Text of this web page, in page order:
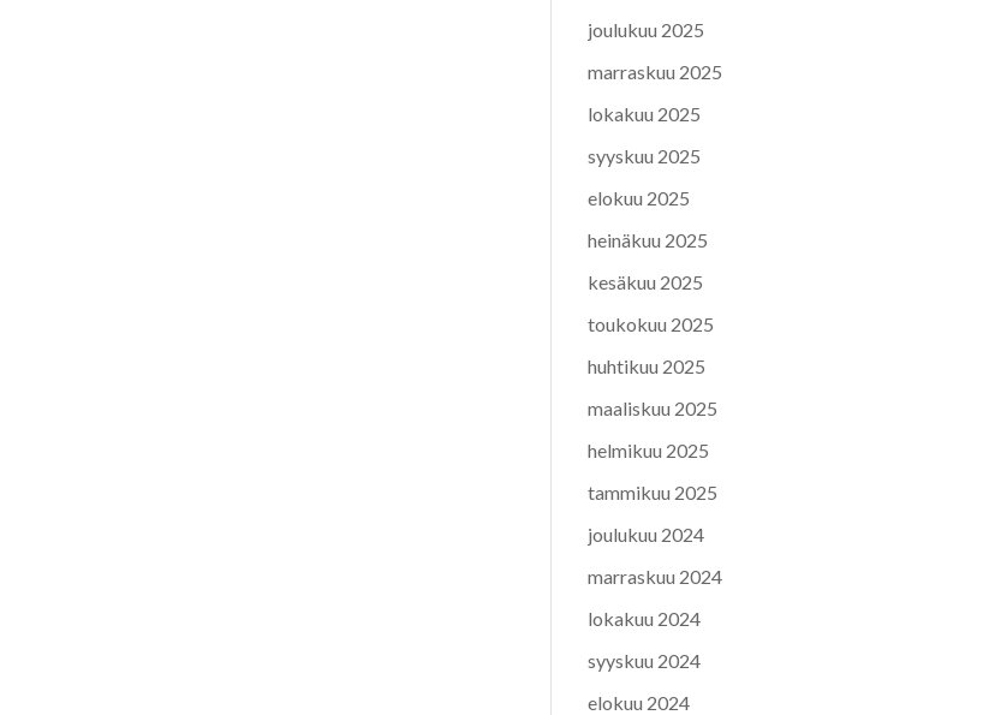
joulukuu 2025
marraskuu 2025
lokakuu 2025
syyskuu 2025
elokuu 2025
heinäkuu 2025
kesäkuu 2025
toukokuu 2025
huhtikuu 2025
maaliskuu 2025
helmikuu 2025
tammikuu 2025
joulukuu 2024
marraskuu 2024
lokakuu 2024
syyskuu 2024
elokuu 2024